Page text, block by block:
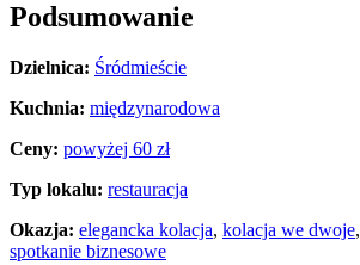
Podsumowanie
Dzielnica: Śródmieście
Kuchnia: międzynarodowa
Ceny: powyżej 60 zł
Typ lokalu: restauracja
Okazja: elegancka kolacja, kolacja we dwoje,
spotkanie biznesowe